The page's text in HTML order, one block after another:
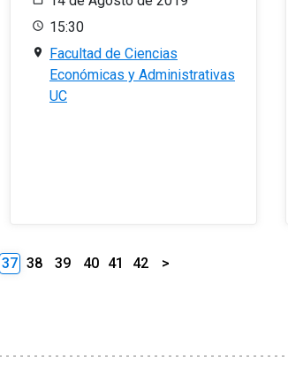
15:30
Facultad de Ciencias
Económicas y Administrativas
UC
37 38 39 40 41 42 >